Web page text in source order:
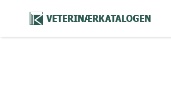
VETERINÆRKATALOGEN